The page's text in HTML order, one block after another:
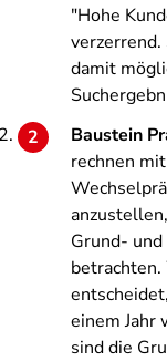
"Hohe
damit
Baustein
rechnen
Grund-
einem Jahr
sind die